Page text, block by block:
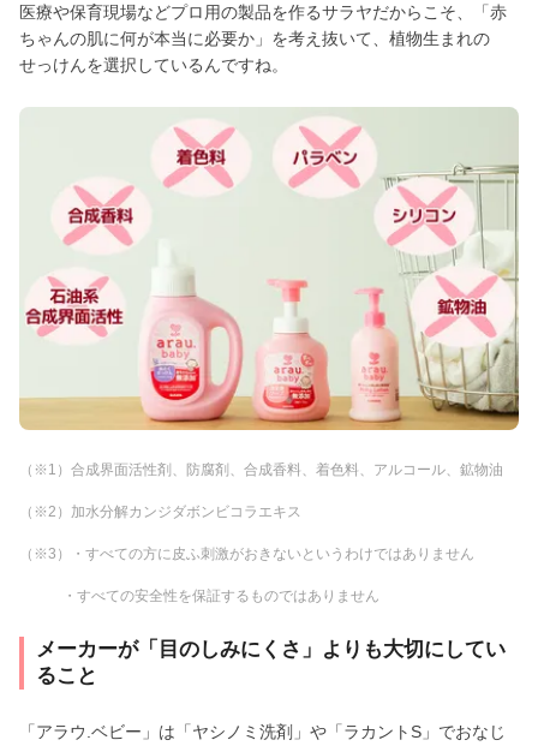
医療や保育現場などプロ用の製品を作るサラヤだからこそ、「赤
ちゃんの肌に何が本当に必要か」を考え抜いて、植物生まれの
せっけんを選択しているんですね。
（※1）合成界面活性剤、防腐剤、合成香料、着色料、アルコール、鉱物油
（※2）加水分解カンジダボンビコラエキス
（※3）・すべての方に皮ふ刺激がおきないというわけではありません
・すべての安全性を保証するものではありません
メーカーが「目のしみにくさ」よりも大切にしてい
ること
「アラウ.ベビー」は「ヤシノミ洗剤」や「ラカントS」でおなじ